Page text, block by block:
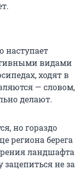
наступает
видами
ходят в
— словом,
делают.
но гораздо
региона берега
ландшафта
не за